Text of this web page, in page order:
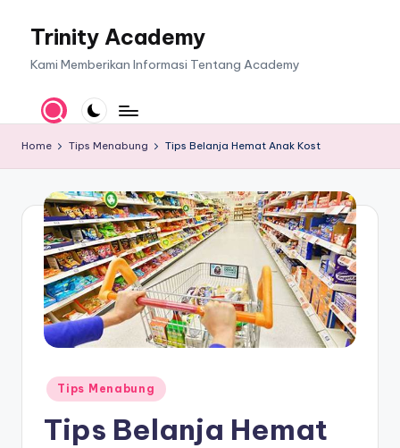
Trinity Academy
Kami Memberikan Informasi Tentang Academy
Home Tips Menabung Tips Belanja Hemat Anak Kost
Posted
in
Tips Menabung
Tips Belanja Hemat